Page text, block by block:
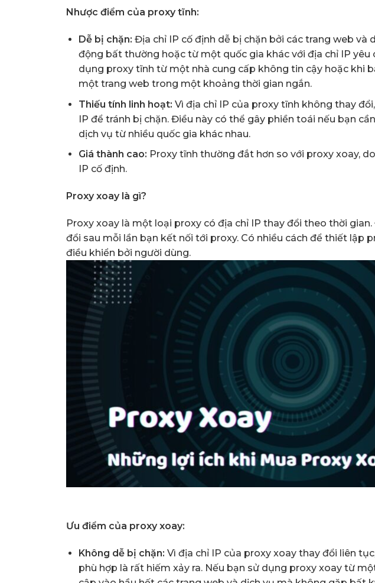
Nhược điểm của proxy tĩnh:
Dễ bị chặn: Địa chỉ IP cố định dễ bị chặn bởi các trang web và
động bất thường hoặc từ một quốc gia khác với địa chỉ IP yêu
dụng proxy tĩnh từ một nhà cung cấp không tin cậy hoặc khi
một trang web trong một khoảng thời gian ngắn.
Thiếu tính linh hoạt: Vì địa chỉ IP của proxy tĩnh không thay
IP để tránh bị chặn. Điều này có thể gây phiền toái nếu bạn
dịch vụ từ nhiều quốc gia khác nhau.
Giá thành cao: Proxy tĩnh thường đắt hơn so với proxy xoay,
IP cố định.
Proxy xoay là gì?
Proxy xoay là một loại proxy có địa chỉ IP thay đổi theo thời
đổi sau mỗi lần bạn kết nối tới proxy. Có nhiều cách để thiết lập
điều khiển bởi người dùng.
Ưu điểm của proxy xoay:
Không dễ bị chặn: Vì địa chỉ IP của proxy xoay thay đổi liên
phù hợp là rất hiếm xảy ra. Nếu bạn sử dụng proxy xoay từ